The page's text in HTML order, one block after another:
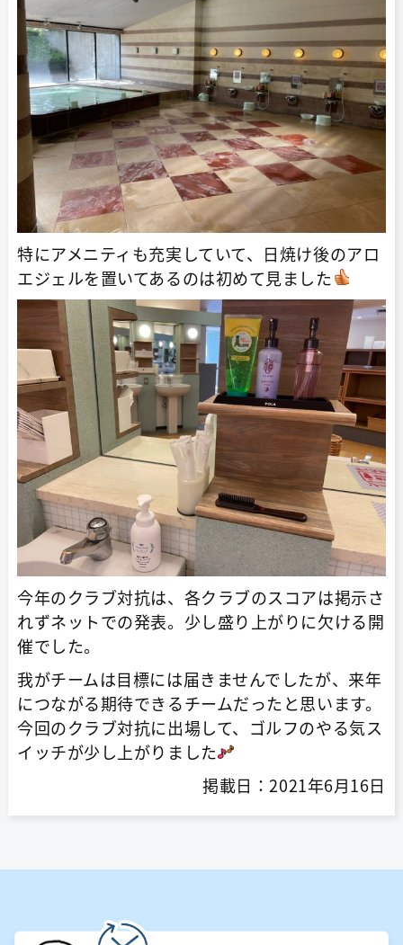
特にアメニティも充実していて、日焼け後のアロ
エジェルを置いてあるのは初めて見ました
今年のクラブ対抗は、各クラブのスコアは掲示さ
れずネットでの発表。少し盛り上がりに欠ける開
催でした。
我がチームは目標には届きませんでしたが、来年
につながる期待できるチームだったと思います。
今回のクラブ対抗に出場して、ゴルフのやる気ス
イッチが少し上がりました
掲載日：2021年6月16日